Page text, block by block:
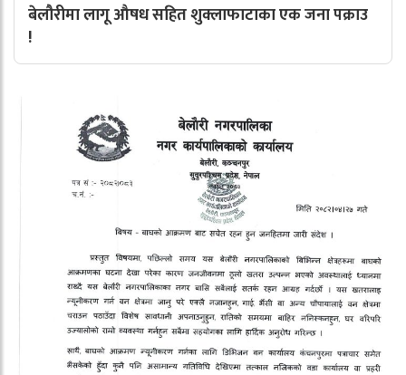
बेलौरीमा लागू औषध सहित शुक्लाफाटाका एक जना पक्राउ
!